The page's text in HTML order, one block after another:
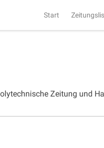
Start
Zeitung und